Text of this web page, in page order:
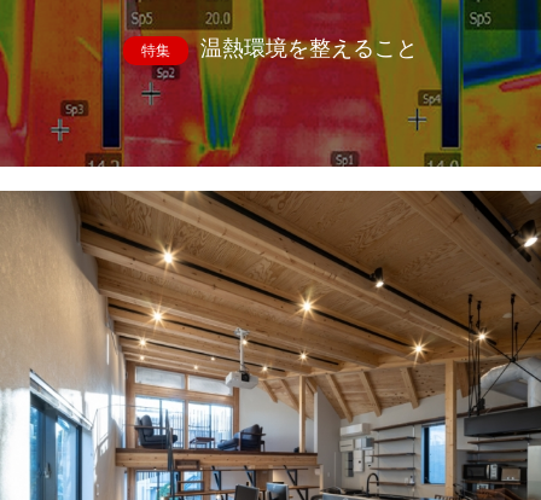
特集 温熱環境を整えること